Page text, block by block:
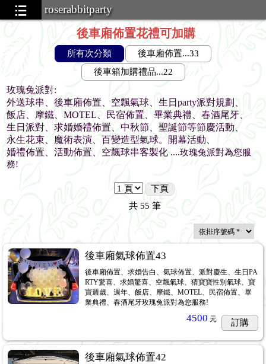
roserabbitparty
後車廂佈置花禮可加購
所有次分類
後車廂佈置...33
後車箱加購禮品...22
玫瑰兔派對:
外送球串、後車廂佈置、空飄氣球、生日party派對規劃 、
飯店、摩鐵、MOTEL、民宿佈置、畢業典禮、春酒尾牙、
生日派對、求婚婚禮佈置、中秋節、聖誕節等節慶活動、
永生花束 、魔術表演、百變造型氣球。 開幕活動、
婚禮佈置、活動佈置、空飄球串客製化....玫瑰兔派對為您服
務!
下頁
共55筆
後車廂氣球佈置43
後車廂佈置、求婚告白、氣球佈置、派對慶生、生日PA
RTY驚喜、求婚驚喜、空飄氣球、猜寶寶性別氣球、寶
寶週歲、週年、飯店、摩鐵、MOTEL、民宿佈置、畢
業典禮、春酒尾牙玫瑰兔派對為您服務!
4500 元 訂購
後車廂氣球佈置42